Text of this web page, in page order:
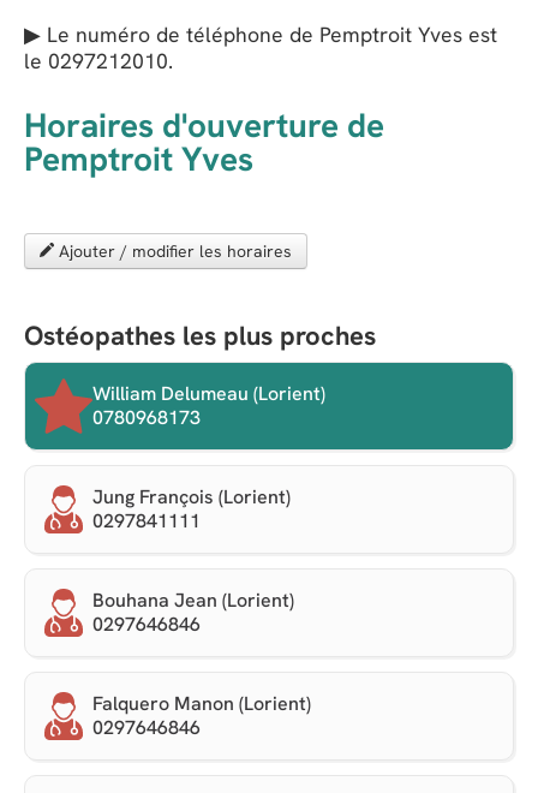
▶ Le numéro de téléphone de Pemptroit Yves est
le 0297212010.
Horaires d'ouverture de
Pemptroit Yves
Ajouter / modifier les horaires
Ostéopathes les plus proches
William Delumeau (Lorient)
0780968173
Jung François (Lorient)
0297841111
Bouhana Jean (Lorient)
0297646846
Falquero Manon (Lorient)
0297646846